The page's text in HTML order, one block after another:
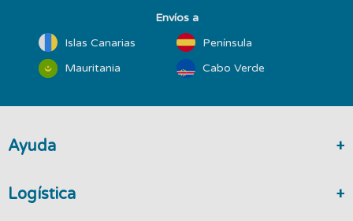
Envíos a
Islas Canarias
Península
Mauritania
Cabo Verde
Ayuda
Logística